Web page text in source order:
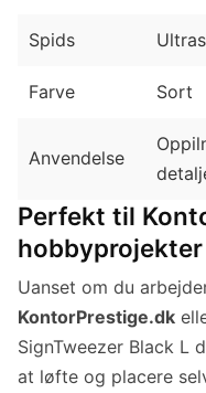
Spids
Farve Sort
Anvendelse
Perfekt til
hobbyprojekter
Uanset om du
KontorPrestige.dk
SignTweezer Black L
at løfte og placere